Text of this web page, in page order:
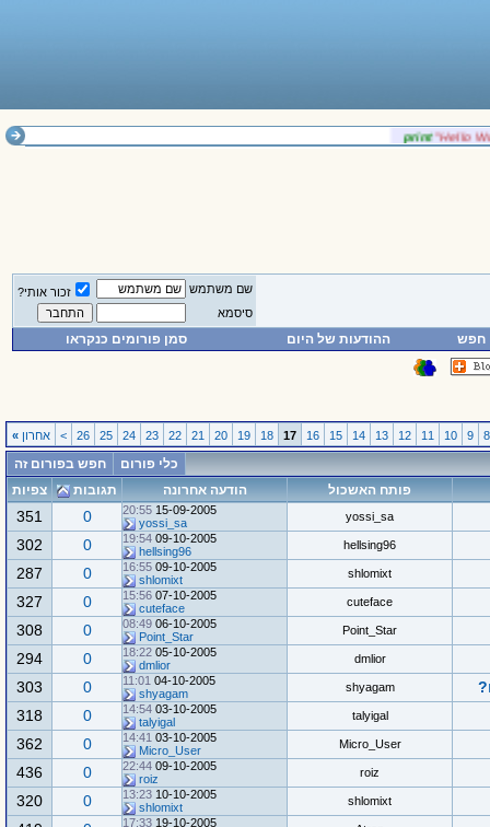
‎print ‎"Hello
שם משתמש
זכור אותי?
סיסמא
חפש ההודעות של היום סמן פורומים כנקראו
8
9
10
11
12
13
14
15
16
17
18
19
20
21
22
23
24
25
26
> אחרון »
כלי פורום
חפש בפורום זה
פותח האשכול
הודעה אחרונה תגובות צפיות
yossi_sa
15-09-2005
20:55
yossi_sa
0
351
hellsing96
09-10-2005
19:54
hellsing96
0
302
shlomixt
09-10-2005
16:55
shlomixt
0
287
cuteface
07-10-2005
15:56
cuteface
0
327
Point_Star
06-10-2005
08:49
Point_Star
0
308
dmlior
05-10-2005
18:22
dmlior
0
294
shyagam
04-10-2005
11:01
shyagam
0
303
talyigal
03-10-2005
14:54
talyigal
0
318
Micro_User
03-10-2005
14:41
Micro_User
0
362
roiz
09-10-2005
22:44
roiz
0
436
shlomixt
10-10-2005
13:23
shlomixt
0
320
19-10-2005
17:33